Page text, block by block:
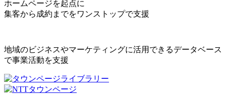
ホームページを起点に
集客から成約までをワンストップで支援
地域のビジネスやマーケティングに活用できるデータベース
で事業活動を支援